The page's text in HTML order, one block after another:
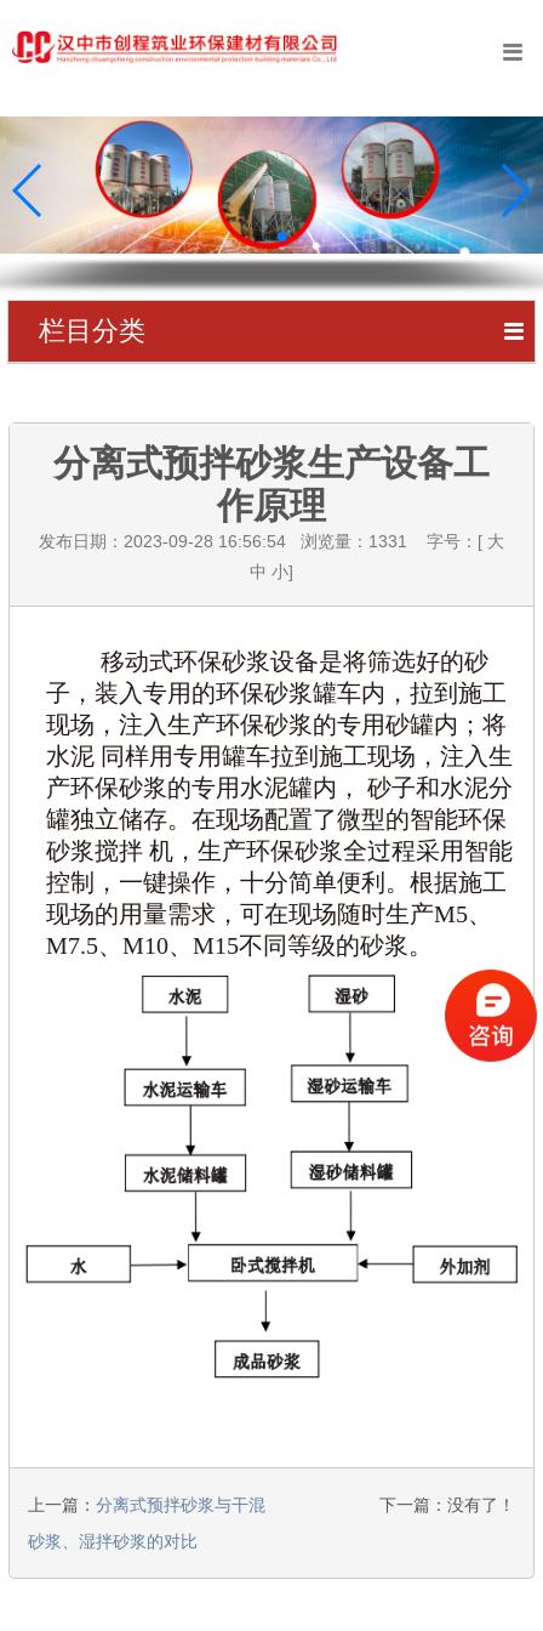
首页
公司简介
业务范围
工程案例
新闻中心
创程资质
在线留言
󰀥
栏目分类 󰀥
分离式预拌砂浆生产设备工
作原理
发布日期：2023-09-28 16:56:54 浏览量： 1331 字号：[ 大
中 小]
移动式环保砂浆设备是将筛选好的砂
子，装入专用的环保砂浆罐车内，拉到施工
现场，注入生产环保砂浆的专用砂罐内；将
水泥 同样用专用罐车拉到施工现场，注入生
产环保砂浆的专用水泥罐内， 砂子和水泥分
罐独立储存。在现场配置了微型的智能环保
砂浆搅拌 机，生产环保砂浆全过程采用智能
控制，一键操作，十分简单便利。 根据施工
现场的用量需求，可在现场随时生产M5、
M7.5、M10、M15不同等级的砂浆。
上一篇： 分离式预拌砂浆与干混
砂浆、湿拌砂浆的对比
下一篇：没有了！